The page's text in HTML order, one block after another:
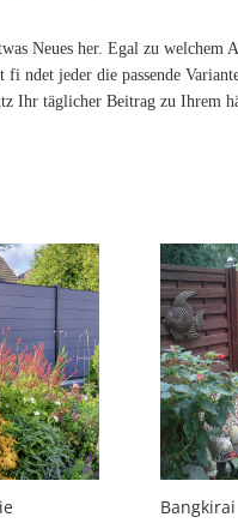
Neues her. Egal zu welchem
ndet jeder die passende
Ihr täglicher Beitrag zu Ihrem
Bangkirai